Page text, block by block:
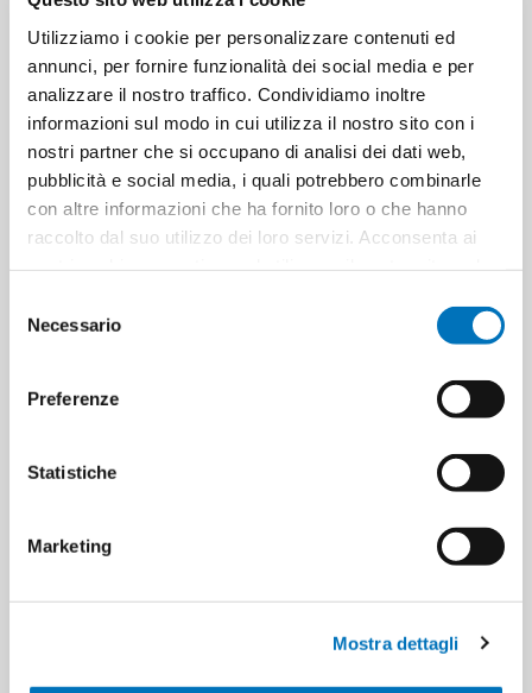
Utilizziamo i cookie per personalizzare contenuti ed
annunci, per fornire funzionalità dei social media e per
analizzare il nostro traffico. Condividiamo inoltre
informazioni sul modo in cui utilizza il nostro sito con i
nostri partner che si occupano di analisi dei dati web,
pubblicità e social media, i quali potrebbero combinarle
con altre informazioni che ha fornito loro o che hanno
raccolto dal suo utilizzo dei loro servizi. Acconsenta ai
delNecessario
Preferenze
Statistiche
Marketing
Mostra dettagli
PRODUCT TAGS
CUSTOMERS WHO BOUGHT
THIS ITEM ALSO BOUGHT
PICC.PLAST.ROSSO 2032416
PICCOLO X 2 A.13002